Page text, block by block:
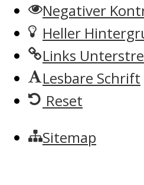
Negativer
Heller
Links
Lesbare Schrift
Reset
Sitemap